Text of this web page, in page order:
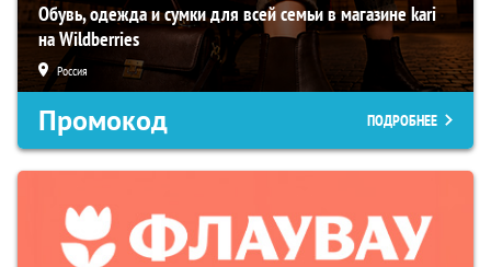
Обувь, одежда и сумки для всей семьи в магазине kari
на Wildberries
Россия
Промокод ПОДРОБНЕЕ